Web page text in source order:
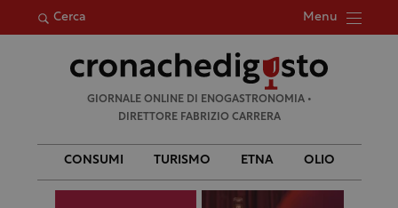
Cerca Menu
per:
GIORNALE ONLINE DI ENOGASTRONOMIA •
DIRETTORE FABRIZIO CARRERA
CONSUMI TURISMO ETNA OLIO